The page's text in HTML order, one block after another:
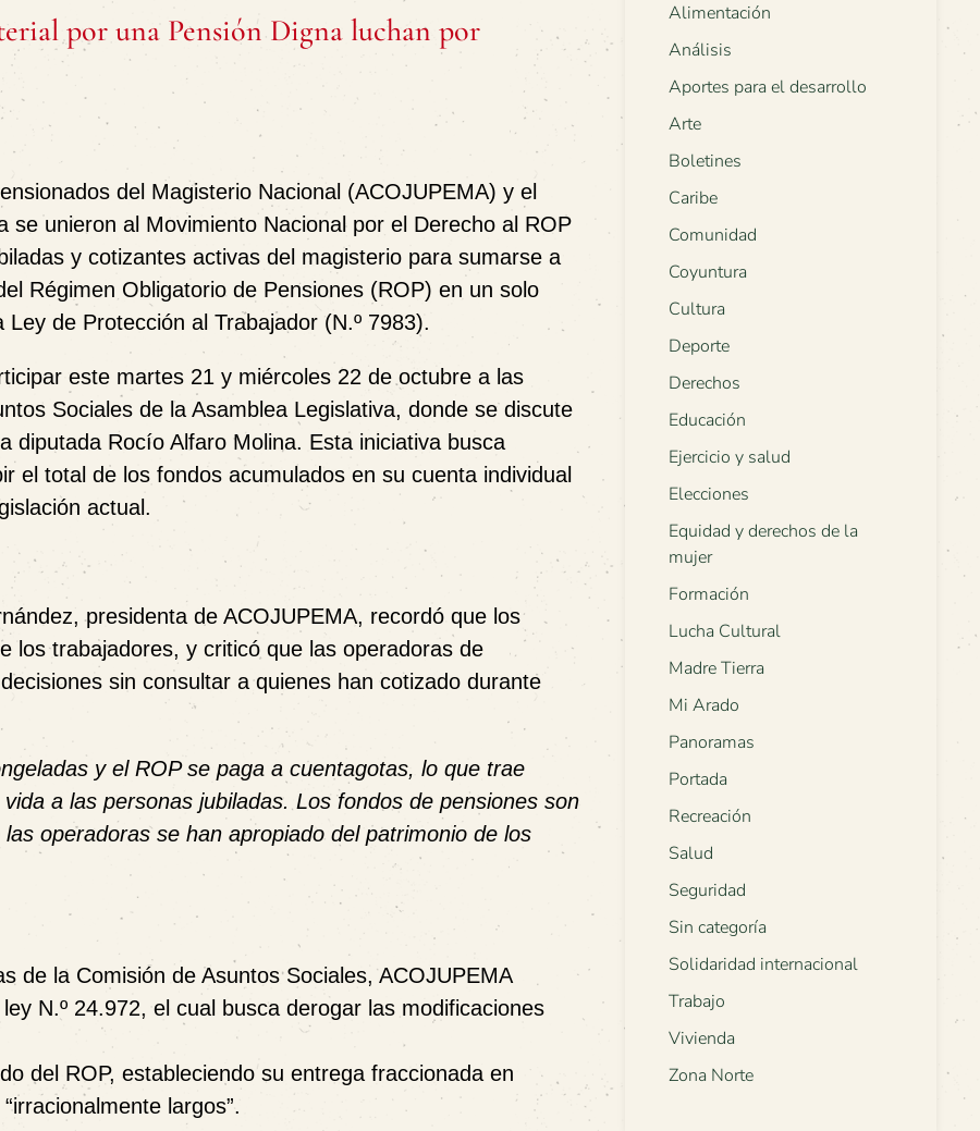
por una Pensión Digna luchan por
del Magisterio Nacional (ACOJUPEMA) y el
se unieron al Movimiento Nacional por el Derecho al ROP
y cotizantes activas del magisterio para sumarse a
Régimen Obligatorio de Pensiones (ROP) en un solo
Ley de Protección al Trabajador (N.º 7983).
este martes 21 y miércoles 22 de octubre a las
Sociales de la Asamblea Legislativa, donde se discute
diputada Rocío Alfaro Molina. Esta iniciativa busca
el total de los fondos acumulados en su cuenta individual
actual.
, presidenta de ACOJUPEMA, recordó que los
los trabajadores, y criticó que las operadoras de
sin consultar a quienes han cotizado durante
y el ROP se paga a cuentagotas, lo que trae
a las personas jubiladas. Los fondos de pensiones son
operadoras se han apropiado del patrimonio de los
de la Comisión de Asuntos Sociales, ACOJUPEMA
N.º 24.972, el cual busca derogar las modificaciones
del ROP, estableciendo su entrega fraccionada en
largos”.
Alimentación
Análisis
Aportes para el desarrollo
Arte
Boletines
Caribe
Comunidad
Coyuntura
Cultura
Deporte
Derechos
Educación
Ejercicio y salud
Elecciones
Equidad y derechos de la
mujer
Formación
Lucha Cultural
Madre Tierra
Mi Arado
Panoramas
Portada
Recreación
Salud
Seguridad
Sin categoría
Solidaridad internacional
Trabajo
Vivienda
Zona Norte